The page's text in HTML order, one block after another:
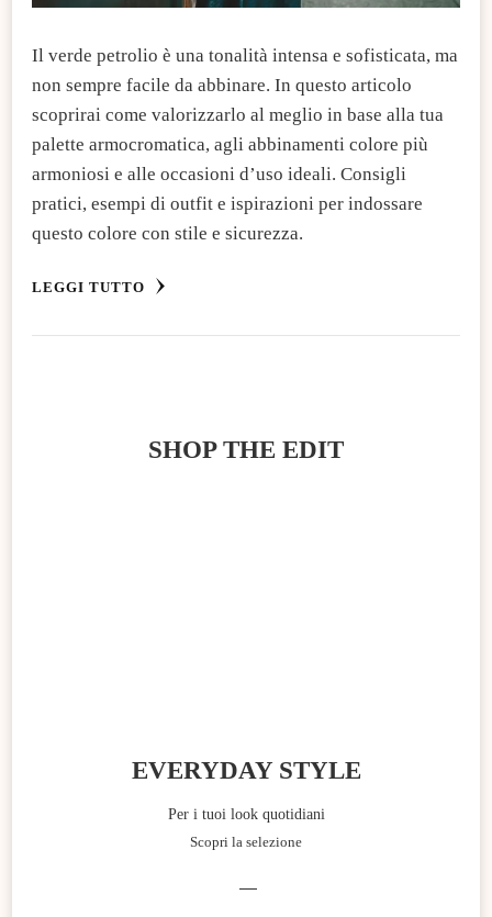
Il verde petrolio è una tonalità intensa e sofisticata, ma
non sempre facile da abbinare. In questo articolo
scoprirai come valorizzarlo al meglio in base alla tua
palette armocromatica, agli abbinamenti colore più
armoniosi e alle occasioni d’uso ideali. Consigli
pratici, esempi di outfit e ispirazioni per indossare
questo colore con stile e sicurezza.
LEGGI TUTTO
SHOP THE EDIT
EVERYDAY STYLE
Per i tuoi look quotidiani
Scopri la selezione